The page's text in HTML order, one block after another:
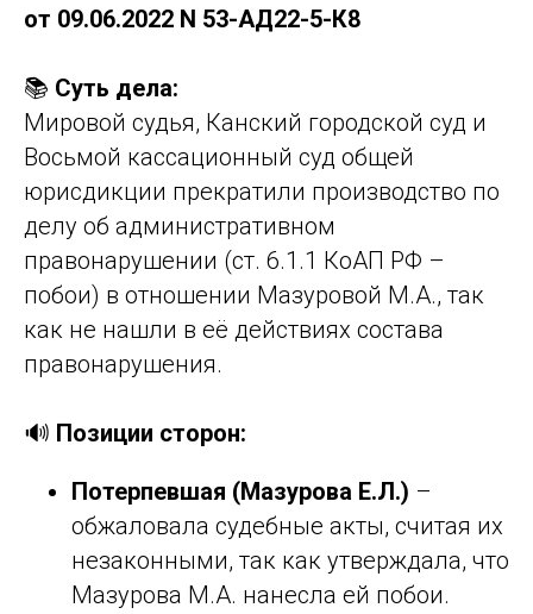
от 09.06.2022 N 53-АД22-5-К8
📚 Суть дела:
Мировой судья, Канский городской суд и
Восьмой кассационный суд общей
юрисдикции прекратили производство по
делу об административном
правонарушении (ст. 6.1.1 КоАП РФ –
побои) в отношении Мазуровой М.А., так
как не нашли в её действиях состава
правонарушения.
🔊 Позиции сторон:
Потерпевшая (Мазурова Е.Л.) –
обжаловала судебные акты, считая их
незаконными, так как утверждала, что
Мазурова М.А. нанесла ей побои.